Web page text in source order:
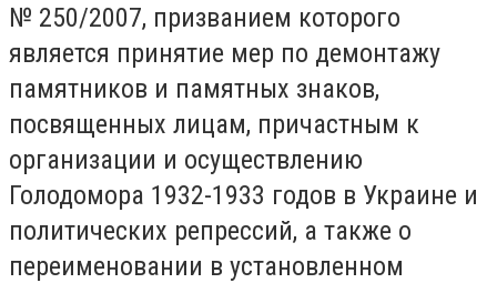
№ 250/2007, призванием которого
является принятие мер по демонтажу
памятников и памятных знаков,
посвященных лицам, причастным к
организации и осуществлению
Голодомора 1932-1933 годов в Украине и
политических репрессий, а также о
переименовании в установленном